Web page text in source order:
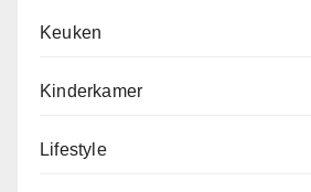
Keuken
Kinderkamer
Lifestyle